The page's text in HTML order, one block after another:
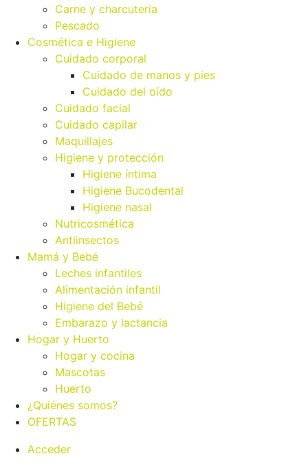
Carne y charcuteria
Pescado
Cosmética e Higiene
Cuidado corporal
Cuidado de manos y pies
Cuidado del oído
Cuidado facial
Cuidado capilar
Maquillajes
Higiene y protección
Higiene íntima
Higiene Bucodental
Higiene nasal
Nutricosmética
Antiinsectos
Mamá y Bebé
Leches infantiles
Alimentación infantil
Higiene del Bebé
Embarazo y lactancia
Hogar y Huerto
Hogar y cocina
Mascotas
Huerto
¿Quiénes somos?
OFERTAS
Acceder